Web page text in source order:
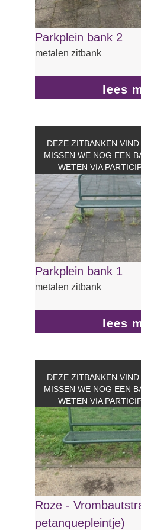
Parkplein bank 2
metalen zitbank
lees
DEZE ZITBANKEN
MISSEN WE NOG EEN
WETEN VIA
Parkplein bank 1
metalen zitbank
lees
DEZE ZITBANKEN
MISSEN WE NOG EEN
WETEN VIA
Roze -
petanquepleintje)